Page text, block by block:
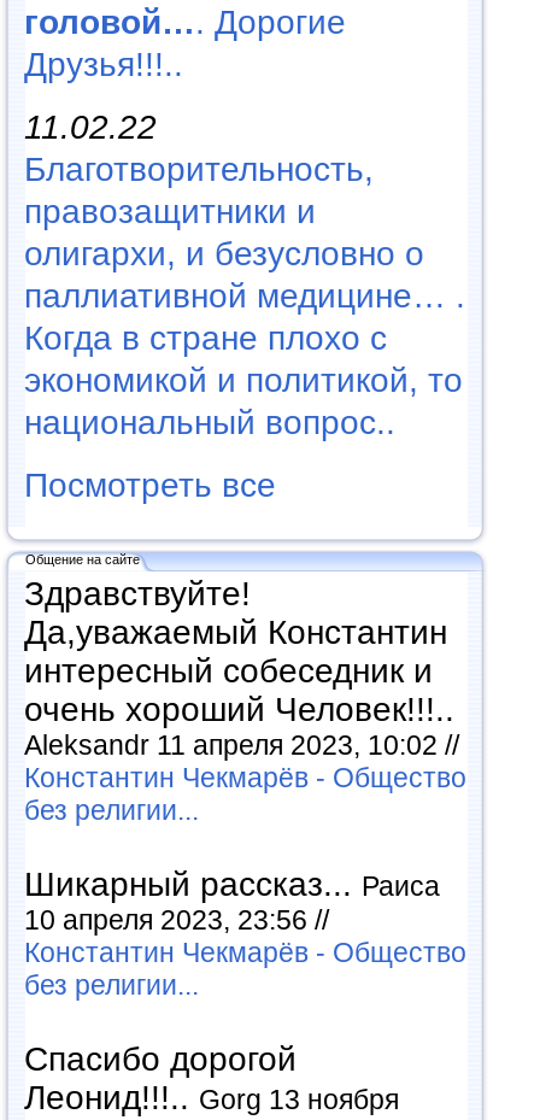
головой…. Дорогие
Друзья!!!..
11.02.22
Благотворительность,
правозащитники и
олигархи, и безусловно о
паллиативной медицине… .
Когда в стране плохо с
экономикой и политикой, то
национальный вопрос..
Посмотреть все
Общение на сайте
Здравствуйте!
Да,уважаемый Константин
интересный собеседник и
очень хороший Человек!!!..
Aleksandr 11 апреля 2023, 10:02 //
Константин Чекмарёв - Общество
без религии...
Шикарный рассказ... Раиса
10 апреля 2023, 23:56 //
Константин Чекмарёв - Общество
без религии...
Спасибо дорогой
Леонид!!!.. Gorg 13 ноября